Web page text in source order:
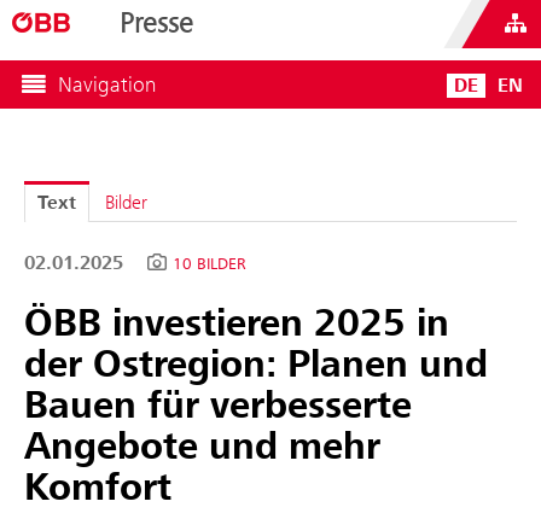
Presse
Navigation DE EN
Text Bilder
02.01.2025 10 BILDER
ÖBB investieren 2025 in
der Ostregion: Planen und
Bauen für verbesserte
Angebote und mehr
Komfort